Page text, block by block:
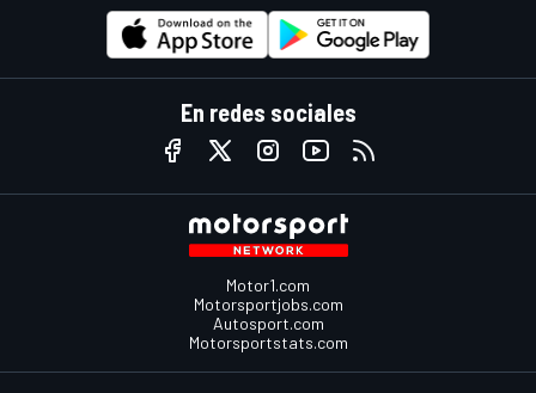
En redes sociales
Motor1.com
Motorsportjobs.com
Autosport.com
Motorsportstats.com